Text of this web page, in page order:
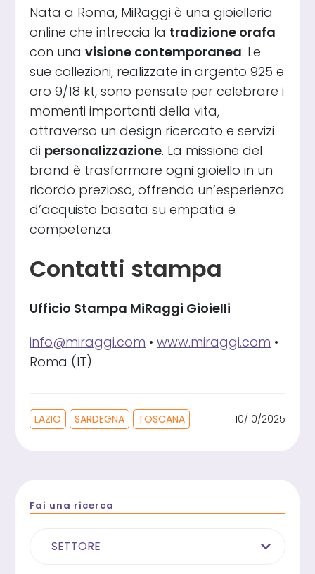
Nata a Roma, MiRaggi è una gioielleria
online che intreccia la tradizione orafa
con unavisione contemporanea. Le
sue collezioni, realizzate in argento 925 e
oro 9/18 kt, sono pensate per celebrare i
momenti importanti della vita,
attraverso un design ricercato e servizi
di personalizzazione. La missione del
brand è trasformare ogni gioiello in un
ricordo prezioso, offrendo un’esperienza
d’acquisto basata su empatia e
competenza.
Contatti stampa
Ufficio Stampa MiRaggi Gioielli
info@miraggi.com •www.miraggi.com •
Roma (IT)
LAZIO SARDEGNA TOSCANA 10/10/2025
Fai una ricerca
SETTORE